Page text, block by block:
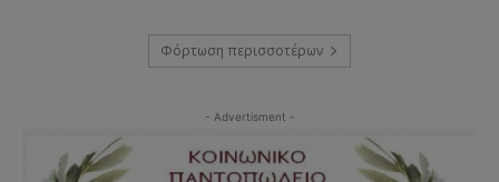
Φόρτωση περισσοτέρων
- Advertisment -